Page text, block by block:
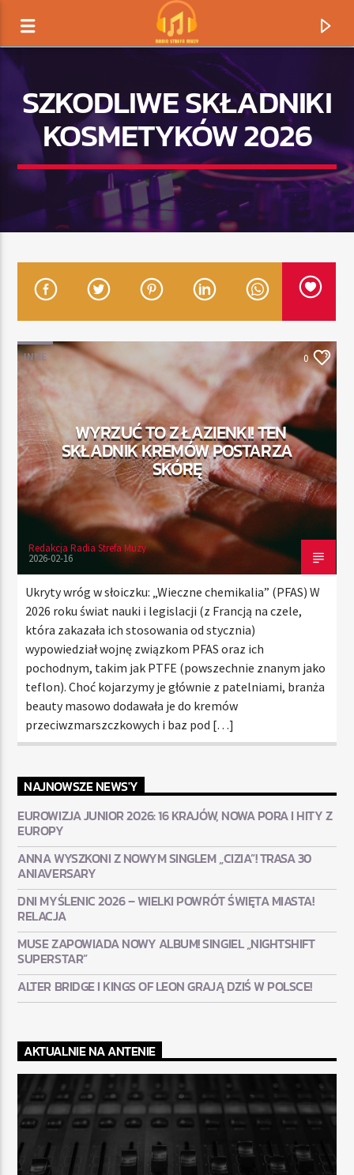
TERAZ GRAMY
TYTUŁ
ARTYSTA
TERAZ
RADIO STREFA MUZY
11:00 20:00
Radio Strefa Muzy
SZKODLIWE SKŁADNIKI
KOSMETYKÓW 2026
INNE 0
WYRZUĆ TO Z ŁAZIENKI! TEN
SKŁADNIK KREMÓW POSTARZA
SKÓRĘ
Redakcja Radia Strefa Muzy
2026-02-16
Ukryty wróg w słoiczku: „Wieczne chemikalia” (PFAS) W
2026 roku świat nauki i legislacji (z Francją na czele,
która zakazała ich stosowania od stycznia)
wypowiedział wojnę związkom PFAS oraz ich
pochodnym, takim jak PTFE (powszechnie znanym jako
teflon). Choć kojarzymy je głównie z patelniami, branża
beauty masowo dodawała je do kremów
przeciwzmarszczkowych i baz pod […]
NAJNOWSZE NEWS'Y
EUROWIZJA JUNIOR 2026: 16 KRAJÓW, NOWA PORA I HITY Z
EUROPY
ANNA WYSZKONI Z NOWYM SINGLEM „CIZIA”! TRASA 30
ANIAVERSARY
DNI MYŚLENIC 2026 – WIELKI POWRÓT ŚWIĘTA MIASTA!
RELACJA
MUSE ZAPOWIADA NOWY ALBUM! SINGIEL „NIGHTSHIFT
SUPERSTAR”
ALTER BRIDGE I KINGS OF LEON GRAJĄ DZIŚ W POLSCE!
AKTUALNIE NA ANTENIE